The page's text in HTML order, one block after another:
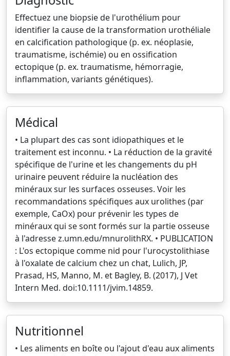
Effectuez une biopsie de l'urothélium pour
identifier la cause de la transformation urothéliale
en calcification pathologique (p. ex. néoplasie,
traumatisme, ischémie) ou en ossification
ectopique (p. ex. traumatisme, hémorragie,
inflammation, variants génétiques).
Médical
• La plupart des cas sont idiopathiques et le
traitement est inconnu. • La réduction de la gravité
spécifique de l'urine et les changements du pH
urinaire peuvent réduire la nucléation des
minéraux sur les surfaces osseuses. Voir les
recommandations spécifiques aux urolithes (par
exemple, CaOx) pour prévenir les types de
minéraux qui se sont formés sur la partie osseuse
à l'adresse z.umn.edu/mnurolithRX. • PUBLICATION
: L'os ectopique comme nid pour l'urocystolithiase
à l'oxalate de calcium chez un chat, Lulich, JP,
Prasad, HS, Manno, M. et Bagley, B. (2017), J Vet
Intern Med. doi:10.1111/jvim.14859.
Nutritionnel
• Les aliments en boîte ou l'ajout d'eau aux aliments